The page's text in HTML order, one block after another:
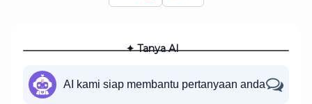
✦ Tanya AI
AI kami siap membantu pertanyaan anda